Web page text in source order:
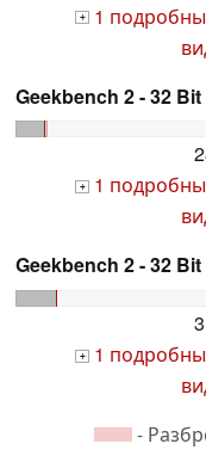
+ 1
Geekbench 2 - 32 Bit
+ 1
Geekbench 2 - 32 Bit
+ 1
-